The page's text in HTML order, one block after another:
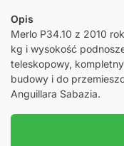
Opis
Merlo P34.10 z 2010
kg i wysokość
teleskopowy,
budowy i do
Anguillara Sabazia.